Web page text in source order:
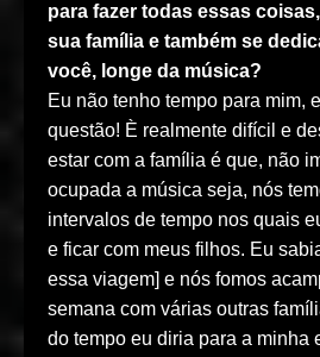
para fazer todas essas
sua família e também se
você, longe da música?
Eu não tenho tempo para mim,
questão! È realmente difícil e
estar com a família é que, não
ocupada a música seja, nós
intervalos de tempo nos quais
e ficar com meus filhos. Eu
essa viagem] e nós fomos
semana com várias outras
do tempo eu diria para a minha